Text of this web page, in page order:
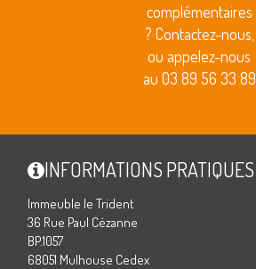
complémentaires
? Contactez-nous,
ou appelez-nous
au 03 89 56 33 89
INFORMATIONS PRATIQUES
Immeuble le Trident
36 Rue Paul Cézanne
BP.1057
68051 Mulhouse Cedex